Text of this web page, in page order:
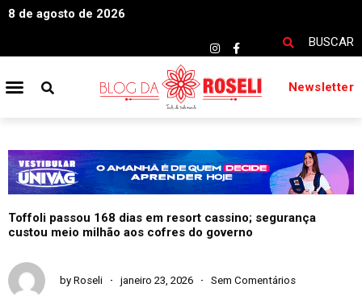
8 de agosto de 2026
BUSCAR
Newsletter
Toffoli passou 168 dias em resort cassino; segurança
custou meio milhão aos cofres do governo
by Roseli janeiro 23, 2026 Sem Comentários